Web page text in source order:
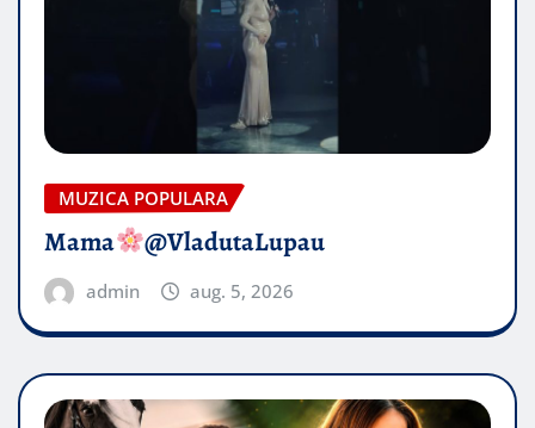
MUZICA POPULARA
Mama @VladutaLupau
admin aug. 5, 2026